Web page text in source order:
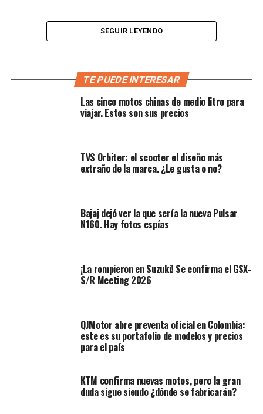
Pese a lo tenebroso que suena la situación,el piloto al
final simplemente se pone de pie por sus propios
, se acomoda, cambia y reanuda la práctica, al
final, con una buena jornada y hasta con buenos
#MotoGPxESPN¡Marc
tremenda caída a 274
kilómetros por hora!
español pudo salir
caminando. ??
— ESPN MotoGP
(@MotoGP_ESPN)
27, 2021
SEGUIR LEYENDO
TE PUEDE INTERESAR
Las cinco motos chinas de medio litro para
viajar. Estos son sus precios
TVS Orbiter: el scooter el diseño más
extraño de la marca. ¿Le gusta o no?
Bajaj dejó ver la que sería la nueva Pulsar
N160. Hay fotos espías
¡La rompieron en Suzuki! Se confirma el GSX-
S/R Meeting 2026
QJMotor abre preventa oficial en Colombia:
este es su portafolio de modelos y precios
para el país
KTM confirma nuevas motos, pero la gran
duda sigue siendo ¿dónde se fabricarán?